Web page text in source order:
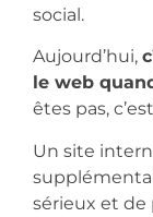
social.
Aujourd’hui,
le web
êtes pas,
Un site
sérieux et de